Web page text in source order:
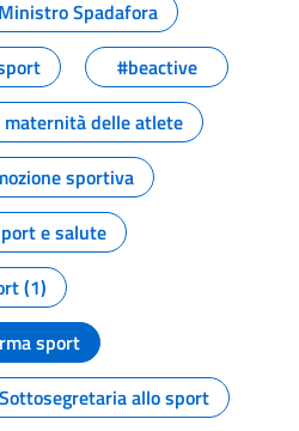
Ministro Spadafora
#beactive
maternità delle atlete
sportiva
e salute
(1)
sport
Sottosegretaria allo sport